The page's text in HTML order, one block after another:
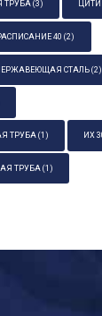
ТРУБА (3)
40 (2)
СТАЛЬ (2)
ТРУБА (1) ИХ
ТРУБА (1)